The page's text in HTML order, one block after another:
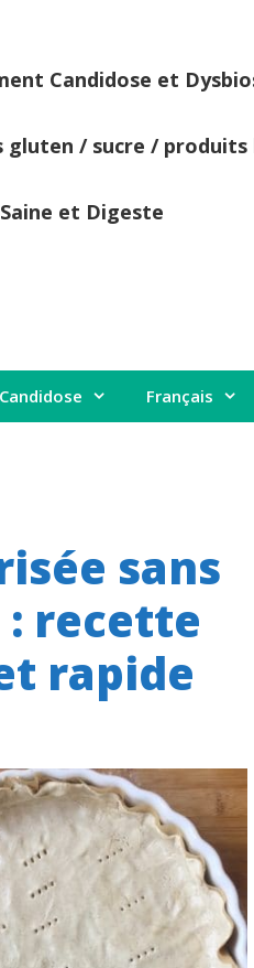
Candidose et
gluten / sucre /
et Digeste
Candidose Français
sans
recette
rapide